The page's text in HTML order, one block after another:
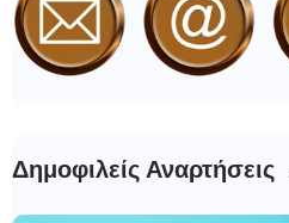
Δημοφιλείς Αναρτήσεις